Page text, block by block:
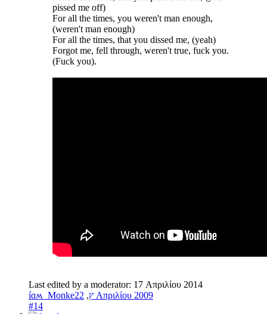
pissed me off)
For all the times, you weren't man enough,
(weren't man enough)
For all the times, that you dissed me, (yeah)
Forgot me, fell through, weren't true, fuck you.
(Fuck you).
Last edited by a moderator: 17 Απριλίου 2014
íɑʍ_Monkeץ, 22 Απριλίου 2009
#14